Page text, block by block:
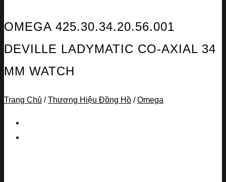
OMEGA 425.30.34.20.56.001
DEVILLE LADYMATIC CO-AXIAL 34
MM WATCH
Trang Chủ / Thương Hiệu Đồng Hồ / Omega